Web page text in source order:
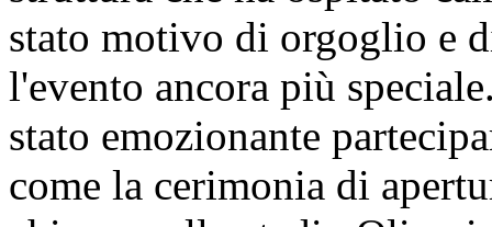
stato motivo di orgoglio e
l'evento ancora più
stato emozionante
come la cerimonia di